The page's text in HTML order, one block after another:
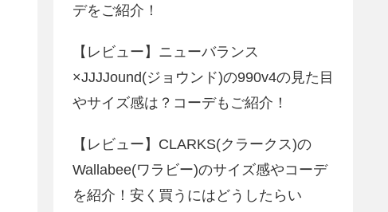
デをご紹介！
【レビュー】ニューバランス
×JJJJound(ジョウンド)の990v4の見た目
やサイズ感は？コーデもご紹介！
【レビュー】CLARKS(クラークス)の
Wallabee(ワラビー)のサイズ感やコーデ
を紹介！安く買うにはどうしたらい